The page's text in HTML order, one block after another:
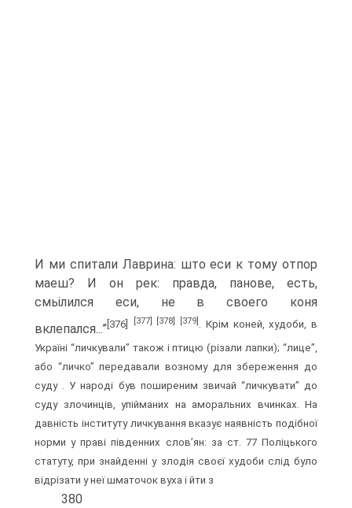
И ми спитали Лаврина: што еси к тому отпор
маеш? И он рек: правда, панове, есть,
смьілился еси, не в своего коня
вклепался...” [376] [377] [378] [379] . Крім коней, худоби, в
Україні “личкували” також і птицю (різали лапки); “лице”,
або “личко” передавали возному для збереження до
суду . У народі був поширеним звичай “личкувати” до
суду злочинців, упійманих на аморальних вчинках. На
давність інституту личкування вказує наявність подібної
норми у праві південних слов’ян: за ст. 77 Поліцького
статуту, при знайденні у злодія своєї худоби слід було
відрізати у неї шматочок вуха і йти з
380